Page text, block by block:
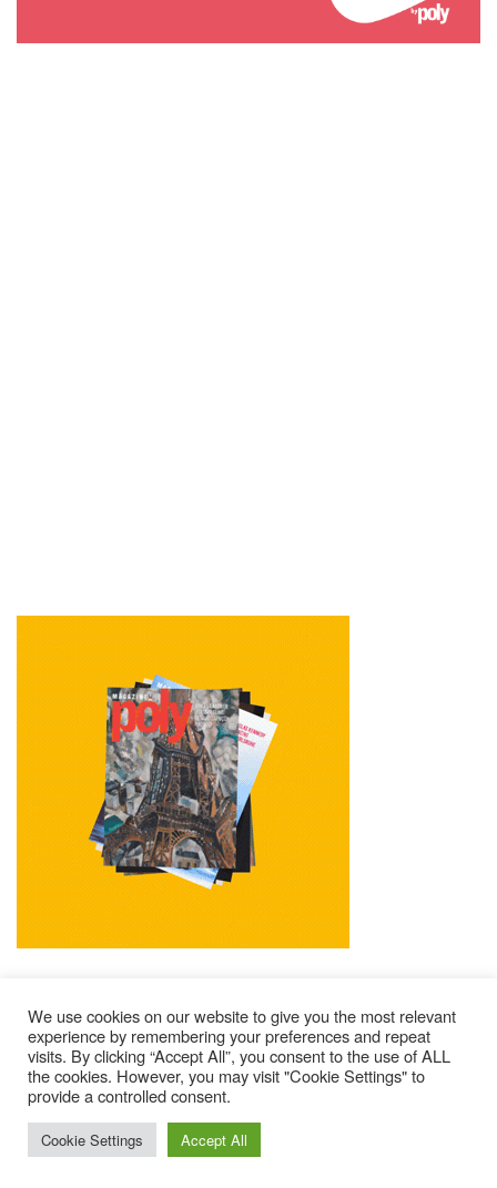
Impressum Kontakt
Alle Ausgaben Lesen
POLY Abonnieren
© 2025 – Magazine Poly – BKN
We use cookies on our website to give you the most relevant
experience by remembering your preferences and repeat
visits. By clicking “Accept All”, you consent to the use of ALL
the cookies. However, you may visit "Cookie Settings" to
provide a controlled consent.
Cookie Settings Accept All